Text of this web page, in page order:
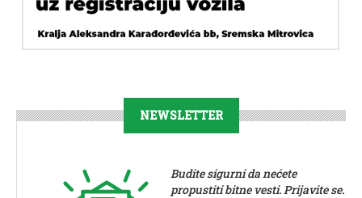
NEWSLETTER
Budite sigurni da nećete
propustiti bitne vesti. Prijavite se.